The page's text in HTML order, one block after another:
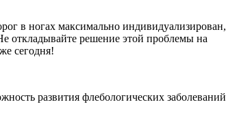
в ногах максимально индивидуализирован,
откладывайте решение этой проблемы на
сегодня!
развития флебологических заболеваний